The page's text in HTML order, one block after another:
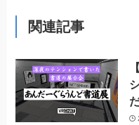
関連記事